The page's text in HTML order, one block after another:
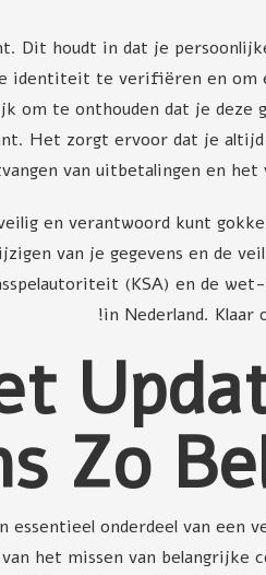
Dit houdt in dat je
identiteit te verifiëren en om
om te onthouden dat je deze
Het zorgt ervoor dat je
van uitbetalingen en het
en verantwoord kunt
van je gegevens en de
(KSA) en de
in Nederland. Klaar
Zo
onderdeel van een
het missen van belangrijke